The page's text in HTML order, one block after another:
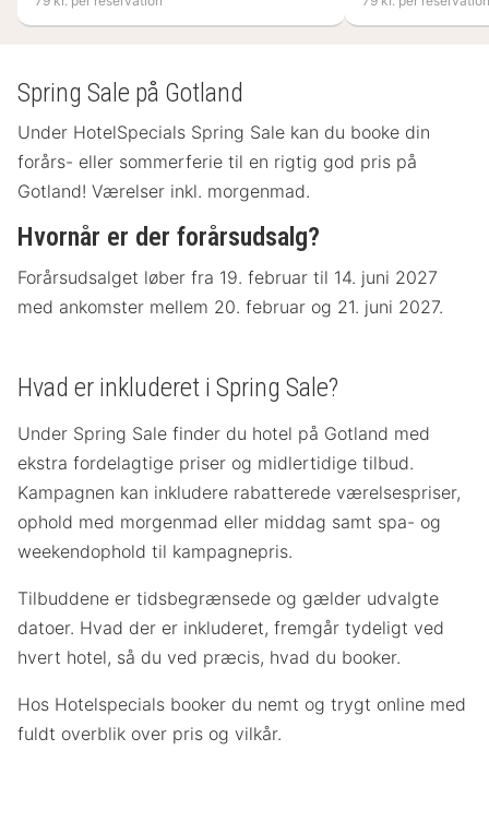
Spring Sale på Gotland
Under HotelSpecials Spring Sale kan du booke din
forårs- eller sommerferie til en rigtig god pris på
Gotland! Værelser inkl. morgenmad.
Hvornår er der forårsudsalg?
Forårsudsalget løber fra 19. februar til 14. juni 2027
med ankomster mellem 20. februar og 21. juni 2027.
Hvad er inkluderet i Spring Sale?
Under Spring Sale finder du hotel på Gotland med
ekstra fordelagtige priser og midlertidige tilbud.
Kampagnen kan inkludere rabatterede værelsespriser,
ophold med morgenmad eller middag samt spa- og
weekendophold til kampagnepris.
Tilbuddene er tidsbegrænsede og gælder udvalgte
datoer. Hvad der er inkluderet, fremgår tydeligt ved
hvert hotel, så du ved præcis, hvad du booker.
Hos Hotelspecials booker du nemt og trygt online med
fuldt overblik over pris og vilkår.